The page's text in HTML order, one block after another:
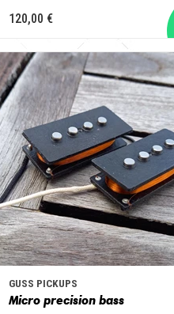
120,00 €
GUSS PICKUPS
Micro precision bass